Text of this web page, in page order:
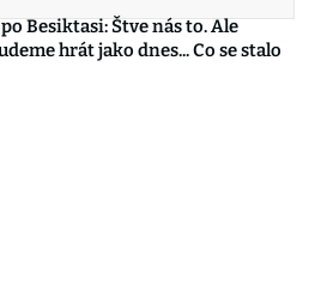
Besiktasi: Štve nás to. Ale
hrát jako dnes... Co se stalo